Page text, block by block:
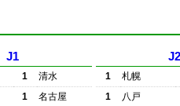
J1
1
清水
1
名古屋
1
札幌
1
八戸